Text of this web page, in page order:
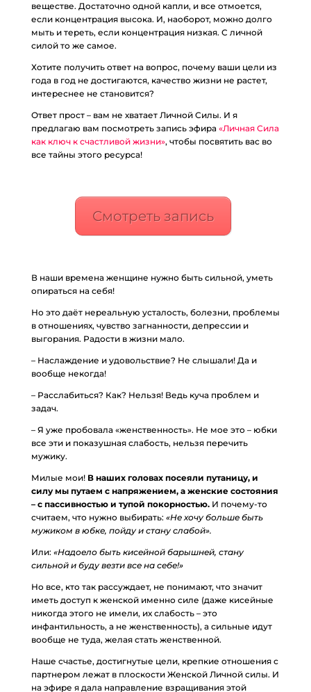
веществе. Достаточно одной капли, и все отмоется,
если концентрация высока. И, наоборот, можно долго
мыть и тереть, если концентрация низкая. С личной
силой то же самое.
Хотите получить ответ на вопрос, почему ваши цели из
года в год не достигаются, качество жизни не растет,
интереснее не становится?
Ответ прост – вам не хватает Личной Силы. И я
предлагаю вам посмотреть запись эфира «Личная Сила
как ключ к счастливой жизни», чтобы посвятить вас во
все тайны этого ресурса!
Смотреть запись
В наши времена женщине нужно быть сильной, уметь
опираться на себя!
Но это даёт нереальную усталость, болезни, проблемы
в отношениях, чувство загнанности, депрессии и
выгорания. Радости в жизни мало.
– Наслаждение и удовольствие? Не слышали! Да и
вообще некогда!
– Расслабиться? Как? Нельзя! Ведь куча проблем и
задач.
– Я уже пробовала «женственность». Не мое это – юбки
все эти и показушная слабость, нельзя перечить
мужику.
Милые мои!В наших головах посеяли путаницу, и
силу мы путаем с напряжением, а женские состояния
– с пассивностью и тупой покорностью.И почему-то
считаем, что нужно выбирать: «Не хочу больше быть
мужиком в юбке, пойду и стану слабой».
Или: «Надоело быть кисейной барышней, стану
сильной и буду везти все на себе!»
Но все, кто так рассуждает, не понимают, что значит
иметь доступ к женской именно силе (даже кисейные
никогда этого не имели, их слабость – это
инфантильность, а не женственность), а сильные идут
вообще не туда, желая стать женственной.
Наше счастье, достигнутые цели, крепкие отношения с
партнером лежат в плоскости Женской Личной силы. И
на эфире я дала направление взращивания этой